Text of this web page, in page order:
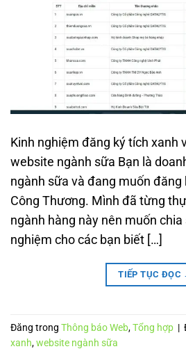
Kinh nghiệm đăng ký tích xanh
website ngành sữa Bạn là
ngành sữa và đang muốn đăng
Công Thương. Mình đã từng
ngành hàng này nên muốn
nghiệm cho các bạn biết […]
TIẾP TỤC ĐỌC
Đăng trong Thông báo Web,Tổng hợp |
xanh,website ngành sữa